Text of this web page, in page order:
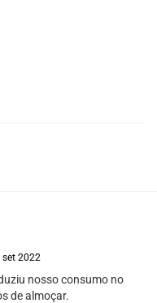
set 2022
nosso consumo no
de almoçar.